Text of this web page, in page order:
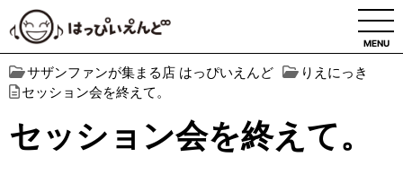
MENU
サザンファンが集まる店 はっぴいえんど
りえにっき
セッション会を終えて。
セッション会を終えて。